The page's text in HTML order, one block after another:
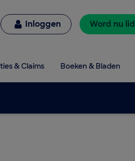
Inloggen Word nu lid
& Claims Boeken & Bladen